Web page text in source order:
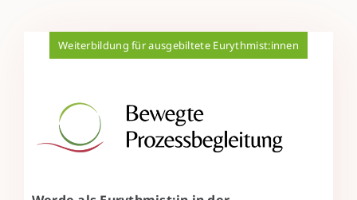
Weiterbildung für ausgebiltete Eurythmist:innen